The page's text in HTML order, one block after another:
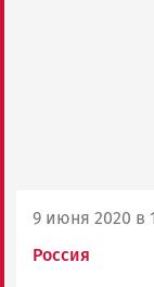
9 июня 2020 в
Россия